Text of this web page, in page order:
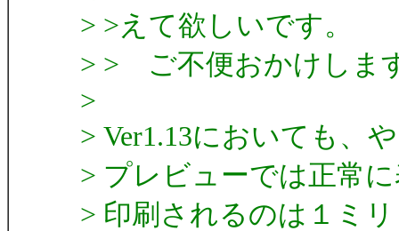
> >えて欲しいです。
> > ご不便おかけしま
>
> Ver1.13においても、
> プレビューでは正常
> 印刷されるのは１ミ